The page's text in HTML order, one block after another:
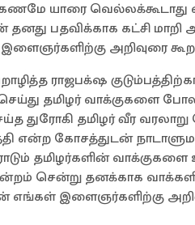
யாரை வெல்லக்கூடாது
பதவிக்காக கட்சி மாறி
அறிவுரை கூற
ராஜபக்‌ஷ
தமிழர் வாக்குகளை
துரோகி தமிழர் வீர
என்ற கோசத்துடன்
தமிழர்களின் வாக்குகளை
சென்று தனக்காக
எங்கள் இளைஞர்களிற்கு